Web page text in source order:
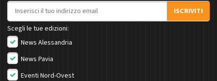
Indirizzo email
ISCRIVITI
Scegli le tue edizioni:
News Alessandria
News Pavia
Eventi Nord-Ovest